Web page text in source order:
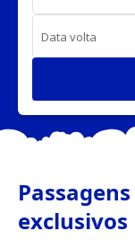
Data volta
exclusivos